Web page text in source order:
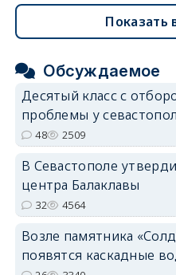
Показать
Обсуждаемое
Десятый класс с
проблемы у
48 2509
В Севастополе
центра Балаклавы
32 4564
Возле памятника
появятся каскадные